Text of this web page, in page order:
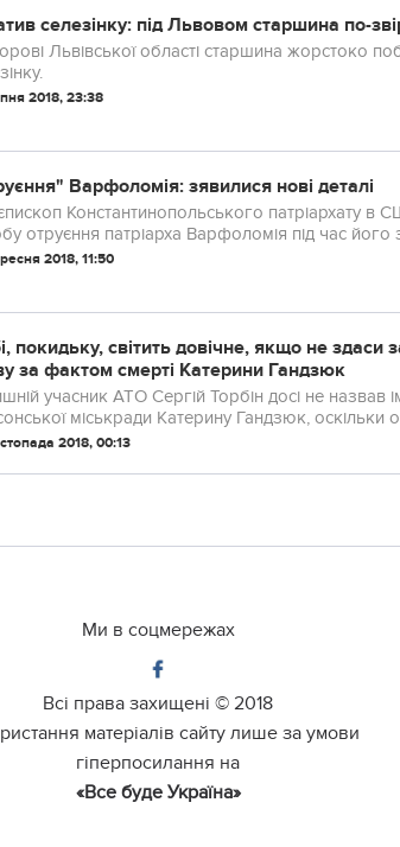
селезінку: під Львовом старшина по-
Львівської області старшина жорстоко
2018, 23:38
Варфоломія: зявилися нові деталі
Константинопольського патріархату в
отруєння патріарха Варфоломія під час його
2018, 11:50
пoкидьку, світить довічне, якщо не
за фактом cмeрті Катерини Гандзюк
учасник АТО Сергій Торбін досі не назвав
міськради Катерину Гандзюк, оскільки
2018, 00:13
Ми в соцмережах
Всі права захищені © 2018
матеріалів сайту лише за умови
гіперпосилання на
«Все буде Україна»